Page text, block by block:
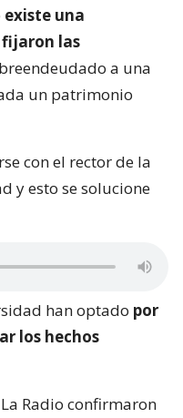
existe una
fijaron las
a una
un patrimonio
con el rector de la
y esto se solucione
han optado por
los hechos
Radio confirmaron